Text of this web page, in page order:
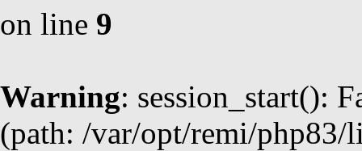
on line 9
Warning: session_start():
(path: /var/opt/remi/php83/